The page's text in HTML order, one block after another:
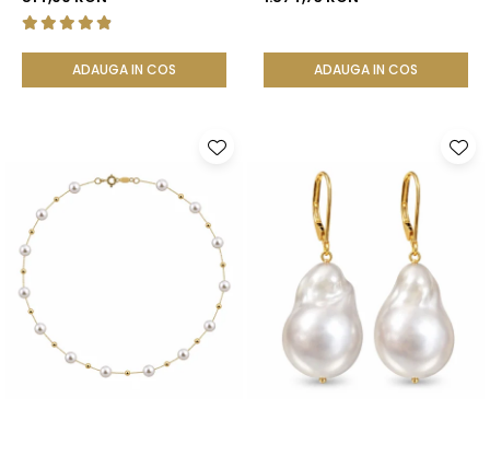
KASKADDA®
ADAUGA IN COS ADAUGA IN COS